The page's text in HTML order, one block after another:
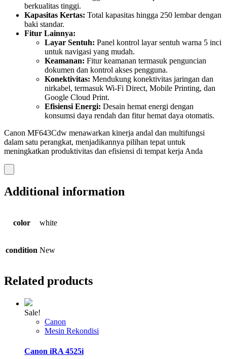
berkualitas tinggi.
Kapasitas Kertas: Total kapasitas hingga 250 lembar dengan
baki standar.
Fitur Lainnya:
Layar Sentuh: Panel kontrol layar sentuh warna 5 inci
untuk navigasi yang mudah.
Keamanan: Fitur keamanan termasuk penguncian
dokumen dan kontrol akses pengguna.
Konektivitas: Mendukung konektivitas jaringan dan
nirkabel, termasuk Wi-Fi Direct, Mobile Printing, dan
Google Cloud Print.
Efisiensi Energi: Desain hemat energi dengan
konsumsi daya rendah dan fitur hemat daya otomatis.
Canon MF643Cdw menawarkan kinerja andal dan multifungsi
dalam satu perangkat, menjadikannya pilihan tepat untuk
meningkatkan produktivitas dan efisiensi di tempat kerja Anda
Additional information
color white
condition New
Related products
Sale!
Canon
Mesin Rekondisi
Canon iRA 4525i